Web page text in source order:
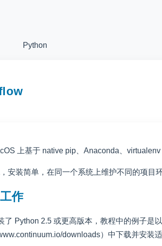
Python
上基于 native pip、Anaconda、
安装简单，在同一个系统上维护不同的项目
作
了 Python 2.5 或更高版本，教程中的例子
downloads）中下载并安装